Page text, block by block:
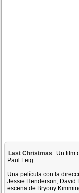
Last Christmas : Un film
Paul Feig.
Una película con la
Jessie Henderson, David
escena de Bryony